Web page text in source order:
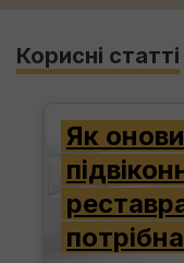
Корисні статті
Як